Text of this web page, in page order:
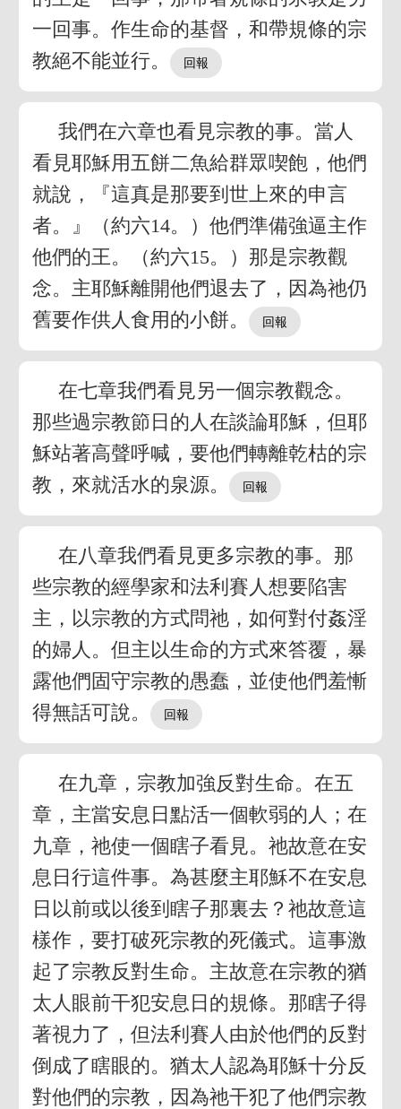
一回事。作生命的基督，和帶規條的宗
教絕不能並行。
我們在六章也看見宗教的事。當人
看見耶穌用五餅二魚給群眾喫飽，他們
就說，『這真是那要到世上來的申言
者。』（約六14。）他們準備強逼主作
他們的王。（約六15。）那是宗教觀
念。主耶穌離開他們退去了，因為祂仍
舊要作供人食用的小餅。
在七章我們看見另一個宗教觀念。
那些過宗教節日的人在談論耶穌，但耶
穌站著高聲呼喊，要他們轉離乾枯的宗
教，來就活水的泉源。
在八章我們看見更多宗教的事。那
些宗教的經學家和法利賽人想要陷害
主，以宗教的方式問祂，如何對付姦淫
的婦人。但主以生命的方式來答覆，暴
露他們固守宗教的愚蠢，並使他們羞慚
得無話可說。
在九章，宗教加強反對生命。在五
章，主當安息日點活一個軟弱的人；在
九章，祂使一個瞎子看見。祂故意在安
息日行這件事。為甚麼主耶穌不在安息
日以前或以後到瞎子那裏去？祂故意這
樣作，要打破死宗教的死儀式。這事激
起了宗教反對生命。主故意在宗教的猶
太人眼前干犯安息日的規條。那瞎子得
著視力了，但法利賽人由於他們的反對
倒成了瞎眼的。猶太人認為耶穌十分反
對他們的宗教，因為祂干犯了他們宗教